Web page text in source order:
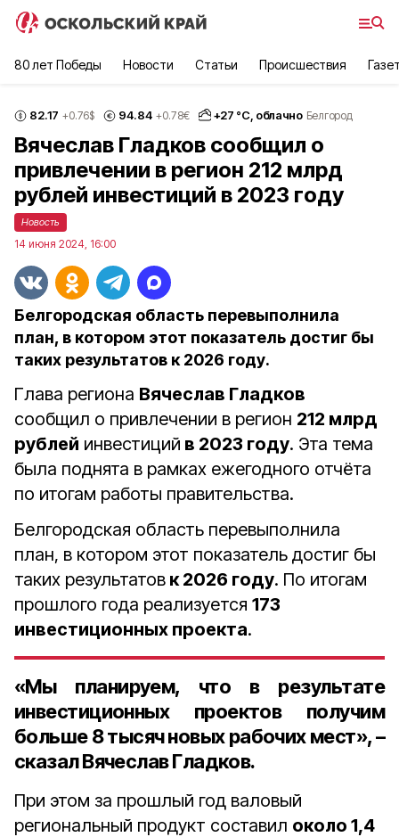
80 лет Победы Новости Статьи Происшествия
82.17 +0.76$ 94.84 +0.78€ +27 °С, облачно Белгород
Вячеслав Гладков сообщил о
привлечении в регион 212 млрд
рублей инвестиций в 2023 году
Новость
14 июня 2024, 16:00
Белгородская область перевыполнила
план, в котором этот показатель достиг бы
таких результатов к 2026 году.
Глава региона Вячеслав Гладков
сообщил о привлечении в регион 212 млрд
рублей инвестиций в 2023 году. Эта тема
была поднята в рамках ежегодного отчёта
по итогам работы правительства.
Белгородская область перевыполнила
план, в котором этот показатель достиг бы
таких результатов к 2026 году. По итогам
прошлого года реализуется 173
инвестиционных проекта.
«Мы планируем, что в результате
инвестиционных проектов получим
больше 8 тысяч новых рабочих мест», –
сказал Вячеслав Гладков.
При этом за прошлый год валовый
региональный продукт составил около 1,4